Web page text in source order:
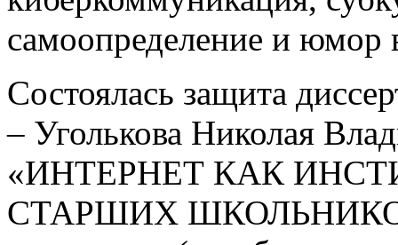
самоопределение и юмор
Состоялась защита
– Уголькова Николая
«ИНТЕРНЕТ КАК
СТАРШИХ